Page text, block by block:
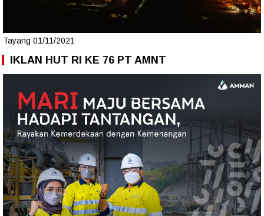
Tayang 01/11/2021
IKLAN HUT RI KE 76 PT AMNT